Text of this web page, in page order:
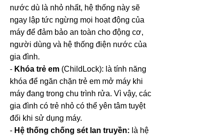
nước dù là nhỏ nhất, hệ thống này sẽ
ngay lập tức ngừng mọi hoạt động của
máy để đảm bảo an toàn cho động cơ,
người dùng và hệ thống điện nước của
gia đình.
- Khóa trẻ em (ChildLock): là tính năng
khóa để ngăn chặn trẻ em mở máy khi
máy đang trong chu trình rửa. Vì vậy, các
gia đình có trẻ nhỏ có thể yên tâm tuyệt
đối khi sử dụng máy.
- Hệ thống chống sét lan truyền: là hệ